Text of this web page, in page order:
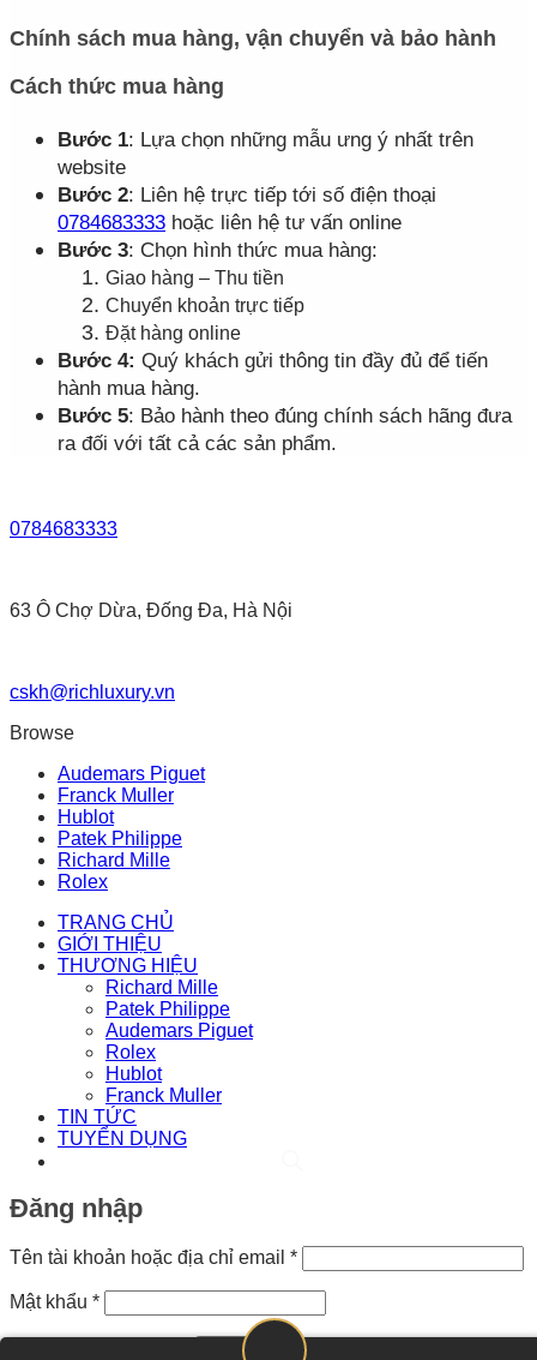
Chính sách mua hàng, vận chuyển và bảo hành
Cách thức mua hàng
Bước 1: Lựa chọn những mẫu ưng ý nhất trên
website
Bước 2: Liên hệ trực tiếp tới số điện thoại
0784683333 hoặc liên hệ tư vấn online
Bước 3: Chọn hình thức mua hàng:
Giao hàng – Thu tiền
Chuyển khoản trực tiếp
Đặt hàng online
Bước 4: Quý khách gửi thông tin đầy đủ để tiến
hành mua hàng.
Bước 5: Bảo hành theo đúng chính sách hãng đưa
ra đối với tất cả các sản phẩm.
0784683333
63 Ô Chợ Dừa, Đống Đa, Hà Nội
cskh@richluxury.vn
Browse
Audemars Piguet
Franck Muller
Hublot
Patek Philippe
Richard Mille
Rolex
TRANG CHỦ
GIỚI THIỆU
THƯƠNG HIỆU
Richard Mille
Patek Philippe
Audemars Piguet
Rolex
Hublot
Franck Muller
TIN TỨC
TUYỂN DỤNG
Đăng nhập
Tên tài khoản hoặc địa chỉ email *Bắt
buộc
Mật khẩu *Bắt
buộc
Đăng nhập